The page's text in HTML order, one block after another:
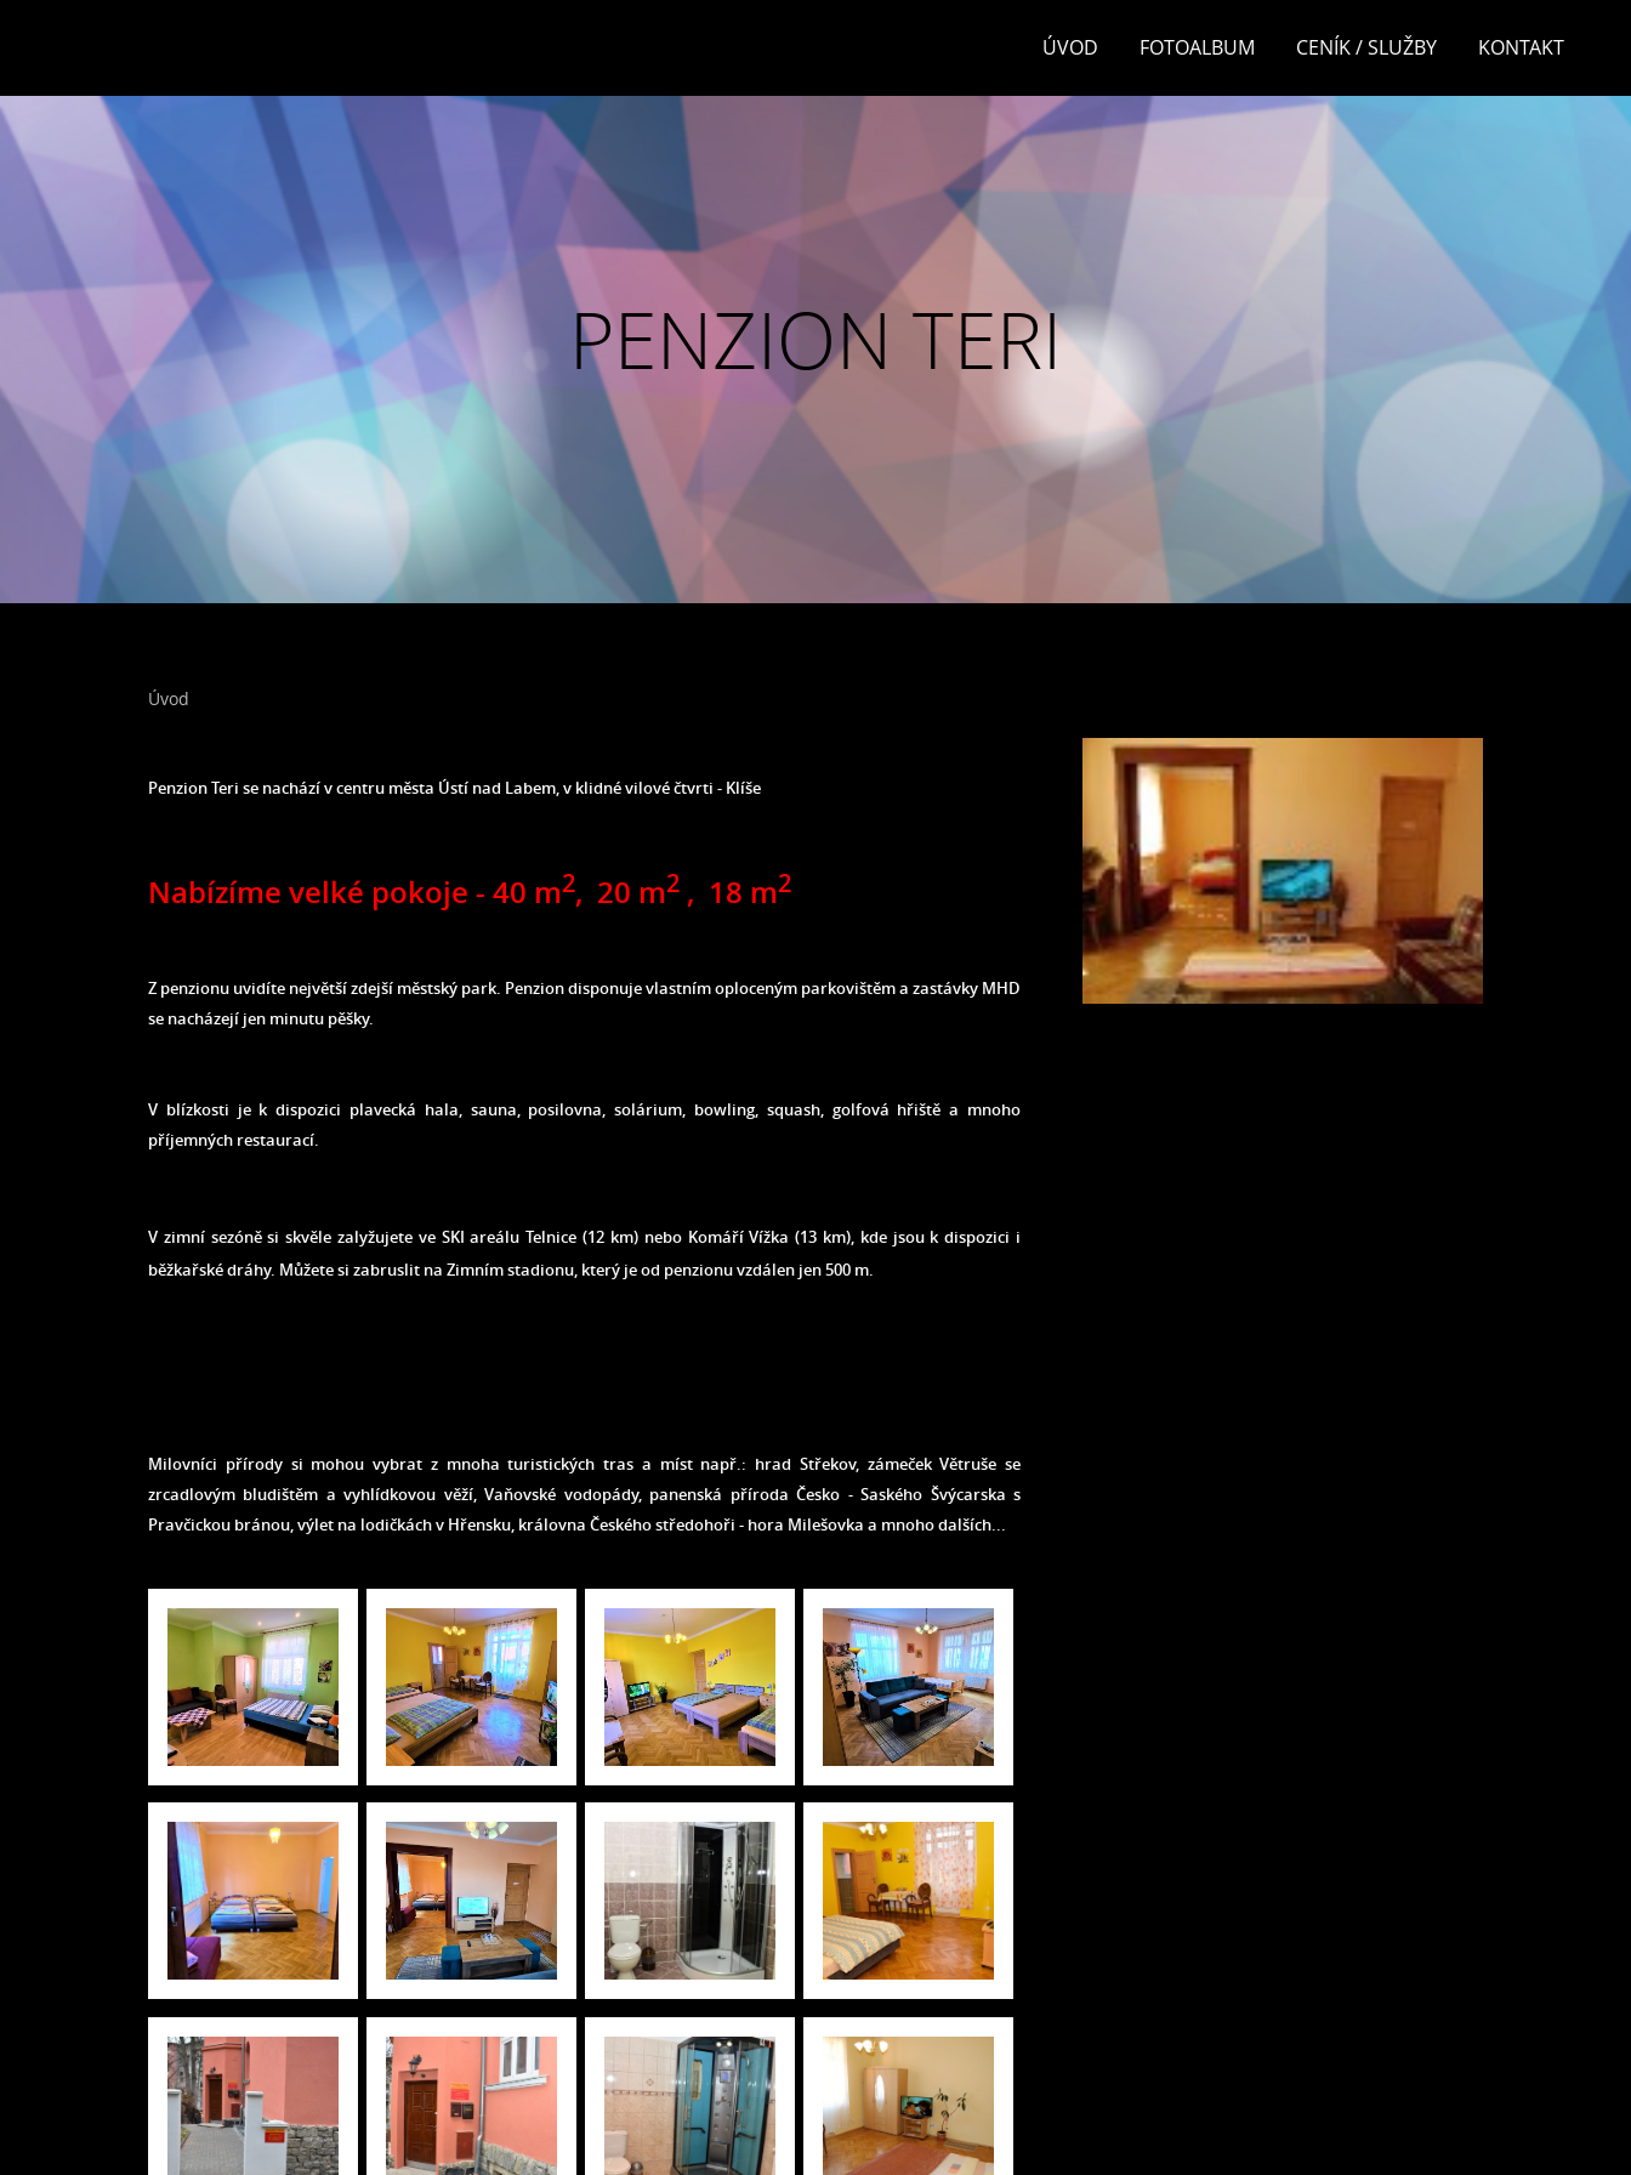
ÚVOD FOTOALBUM CENÍK / SLUŽBY KONTAKT
PENZION TERI
Úvod
Penzion Teri se nachází v centru města Ústí nad Labem, v klidné vilové čtvrti - Klíše
Nabízíme velké pokoje - 40 m2, 20 m2 , 18 m2
Z penzionu uvidíte největší zdejší městský park. Penzion disponuje vlastním oploceným parkovištěm a zastávky MHD
se nacházejí jen minutu pěšky.
V blízkosti je k dispozici plavecká hala, sauna, posilovna, solárium, bowling, squash, golfová hřiště a mnoho
příjemných restaurací.
V zimní sezóně si skvěle zalyžujete ve SKI areálu Telnice (12 km) nebo Komáří Vížka (13 km), kde jsou k dispozici i
běžkařské dráhy. Můžete si zabruslit na Zimním stadionu, který je od penzionu vzdálen jen 500 m.
Milovníci přírody si mohou vybrat z mnoha turistických tras a míst např.: hrad Střekov, zámeček Větruše se
zrcadlovým bludištěm a vyhlídkovou věží, Vaňovské vodopády, panenská příroda Česko - Saského Švýcarska s
Pravčickou bránou, výlet na lodičkách v Hřensku, královna Českého středohoři - hora Milešovka a mnoho dalších...